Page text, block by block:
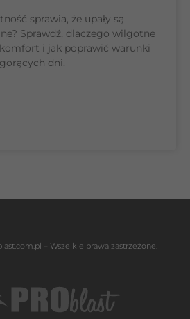
sprawia, że upały są
Sprawdź, dlaczego wilgotne
i jak poprawić warunki
dni.
– Wszelkie prawa zastrzeżone.